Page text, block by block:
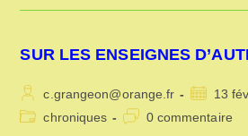
SUR LES ENSEIGNES
Auteur/autrice
de
c.grangeon@orange.fr
publiée :
13
Postchroniques
Commentaires
0 commentaire